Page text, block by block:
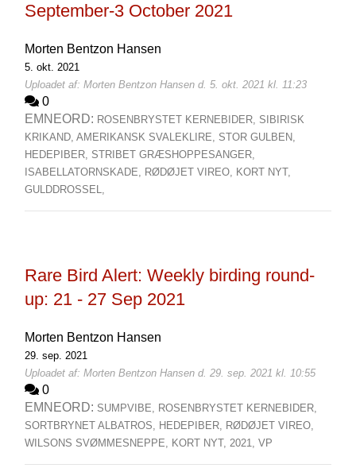
September-3 October 2021
Morten Bentzon Hansen
5. okt. 2021
Uploadet af: Morten Bentzon Hansen d. 5. okt. 2021 kl. 11:23
0
EMNEORD: ROSENBRYSTET KERNEBIDER, SIBIRISK
KRIKAND, AMERIKANSK SVALEKLIRE, STOR GULBEN,
HEDEPIBER, STRIBET GRÆSHOPPESANGER,
ISABELLATORNSKADE, RØDØJET VIREO, KORT NYT,
GULDDROSSEL,
Rare Bird Alert: Weekly birding round-
up: 21 - 27 Sep 2021
Morten Bentzon Hansen
29. sep. 2021
Uploadet af: Morten Bentzon Hansen d. 29. sep. 2021 kl. 10:55
0
EMNEORD: SUMPVIBE, ROSENBRYSTET KERNEBIDER,
SORTBRYNET ALBATROS, HEDEPIBER, RØDØJET VIREO,
WILSONS SVØMMESNEPPE, KORT NYT, 2021, VP